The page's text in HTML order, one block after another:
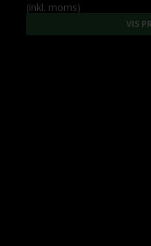
(inkl. moms)
VIS